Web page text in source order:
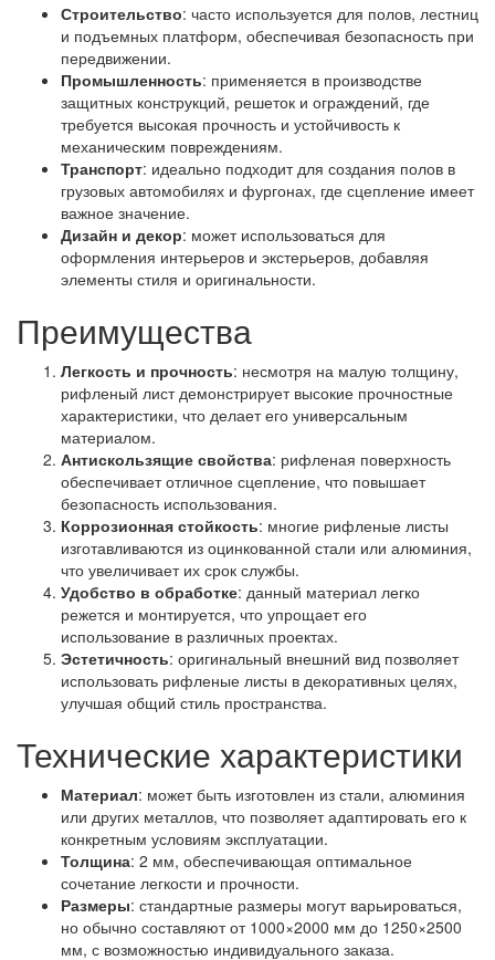
Строительство: часто используется для полов, лестниц
и подъемных платформ, обеспечивая безопасность при
передвижении.
Промышленность: применяется в производстве
защитных конструкций, решеток и ограждений, где
требуется высокая прочность и устойчивость к
механическим повреждениям.
Транспорт: идеально подходит для создания полов в
грузовых автомобилях и фургонах, где сцепление имеет
важное значение.
Дизайн и декор: может использоваться для
оформления интерьеров и экстерьеров, добавляя
элементы стиля и оригинальности.
Преимущества
Легкость и прочность: несмотря на малую толщину,
рифленый лист демонстрирует высокие прочностные
характеристики, что делает его универсальным
материалом.
Антискользящие свойства: рифленая поверхность
обеспечивает отличное сцепление, что повышает
безопасность использования.
Коррозионная стойкость: многие рифленые листы
изготавливаются из оцинкованной стали или алюминия,
что увеличивает их срок службы.
Удобство в обработке: данный материал легко
режется и монтируется, что упрощает его
использование в различных проектах.
Эстетичность: оригинальный внешний вид позволяет
использовать рифленые листы в декоративных целях,
улучшая общий стиль пространства.
Технические характеристики
Материал: может быть изготовлен из стали, алюминия
или других металлов, что позволяет адаптировать его к
конкретным условиям эксплуатации.
Толщина: 2 мм, обеспечивающая оптимальное
сочетание легкости и прочности.
Размеры: стандартные размеры могут варьироваться,
но обычно составляют от 1000×2000 мм до 1250×2500
мм, с возможностью индивидуального заказа.